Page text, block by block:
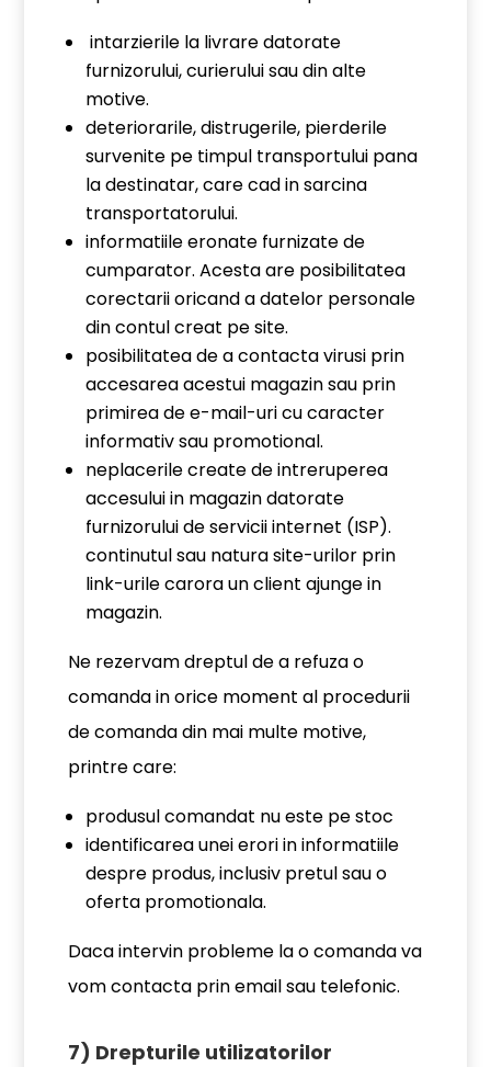
intarzierile la livrare datorate
furnizorului, curierului sau din alte
motive.
deteriorarile, distrugerile, pierderile
survenite pe timpul transportului pana
la destinatar, care cad in sarcina
transportatorului.
informatiile eronate furnizate de
cumparator. Acesta are posibilitatea
corectarii oricand a datelor personale
din contul creat pe site.
posibilitatea de a contacta virusi prin
accesarea acestui magazin sau prin
primirea de e-mail-uri cu caracter
informativ sau promotional.
neplacerile create de intreruperea
accesului in magazin datorate
furnizorului de servicii internet (ISP).
continutul sau natura site-urilor prin
link-urile carora un client ajunge in
magazin.
Ne rezervam dreptul de a refuza o
comanda in orice moment al procedurii
de comanda din mai multe motive,
printre care:
produsul comandat nu este pe stoc
identificarea unei erori in informatiile
despre produs, inclusiv pretul sau o
oferta promotionala.
Daca intervin probleme la o comanda va
vom contacta prin email sau telefonic.
7) Drepturile utilizatorilor